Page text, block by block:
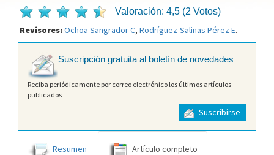
Valoración: 4,5 (2 Votos)
Revisores:Ochoa Sangrador C, Rodríguez-Salinas Pérez E.
Suscripción gratuita al boletín de novedades
Reciba periódicamente por correo electrónico los últimos artículos
publicados
Suscribirse
Resumen Artículo completo